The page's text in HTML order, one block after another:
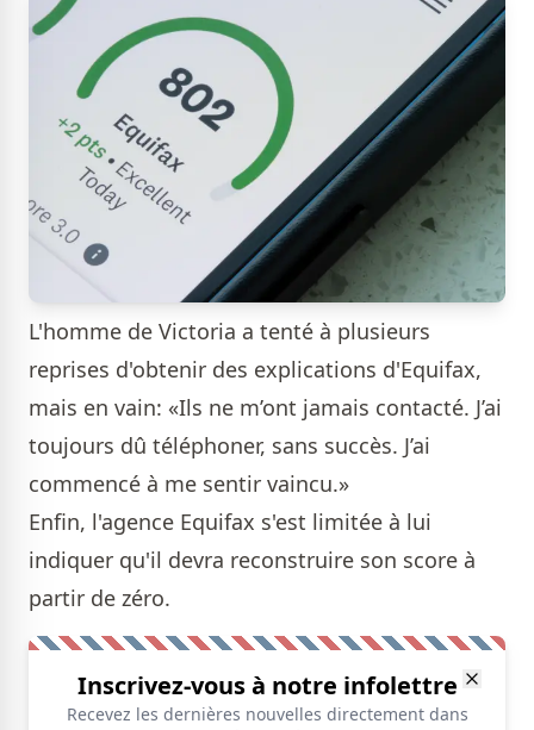
L'homme de Victoria a tenté à plusieurs
reprises d'obtenir des explications d'Equifax,
mais en vain: «Ils ne m’ont jamais contacté. J’ai
toujours dû téléphoner, sans succès. J’ai
commencé à me sentir vaincu.»
Enfin, l'agence Equifax s'est limitée à lui
indiquer qu'il devra reconstruire son score à
partir de zéro.
Inscrivez-vous à notre infolettre
Recevez les dernières nouvelles directement dans